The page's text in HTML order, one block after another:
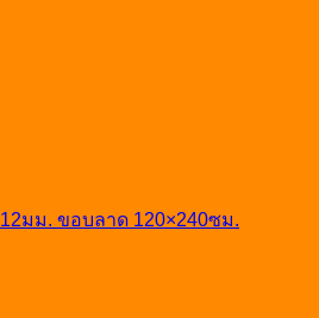
มม. ขอบลาด 120×240ซม.